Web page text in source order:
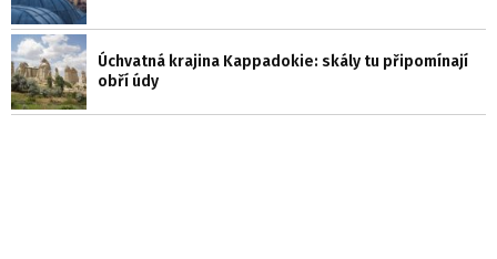
Úchvatná krajina Kappadokie: skály tu připomínají
obří údy